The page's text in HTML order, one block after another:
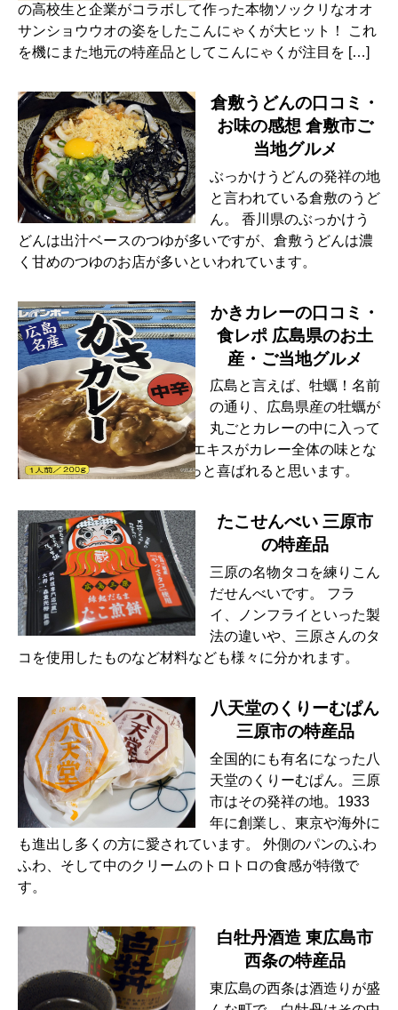
の高校生と企業がコラボして作った本物ソックリなオオ
サンショウウオの姿をしたこんにゃくが大ヒット！ これ
を機にまた地元の特産品としてこんにゃくが注目を […]
倉敷うどんの口コミ・
お味の感想 倉敷市ご
当地グルメ
ぶっかけうどんの発祥の地
と言われている倉敷のうど
ん。 香川県のぶっかけう
どんは出汁ベースのつゆが多いですが、倉敷うどんは濃
く甘めのつゆのお店が多いといわれています。
かきカレーの口コミ・
食レポ 広島県のお土
産・ご当地グルメ
広島と言えば、牡蠣！名前
の通り、広島県産の牡蠣が
丸ごとカレーの中に入って
います。 しっかりと牡蠣のエキスがカレー全体の味とな
じんで牡蠣好きの方ならきっと喜ばれると思います。
たこせんべい 三原市
の特産品
三原の名物タコを練りこん
だせんべいです。 フラ
イ、ノンフライといった製
法の違いや、三原さんのタ
コを使用したものなど材料なども様々に分かれます。
八天堂のくりーむぱん
三原市の特産品
全国的にも有名になった八
天堂のくりーむぱん。三原
市はその発祥の地。1933
年に創業し、東京や海外に
も進出し多くの方に愛されています。 外側のパンのふわ
ふわ、そして中のクリームのトロトロの食感が特徴で
す。
白牡丹酒造 東広島市
西条の特産品
東広島の西条は酒造りが盛